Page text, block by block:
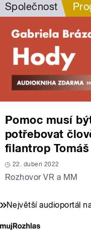
Společnost
Pomoc musí
potřebovat
filantrop
22. duben 2022
Rozhovor VR a MM
Největší audioportál